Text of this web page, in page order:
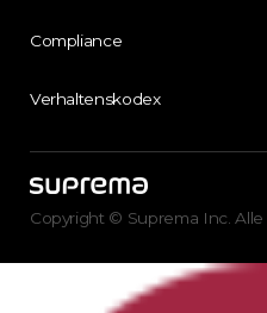
Compliance
Verhaltenskodex
Copyright © Suprema Inc.